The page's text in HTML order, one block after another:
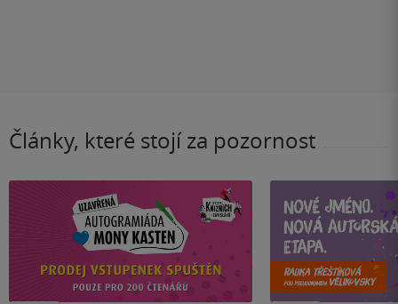
Články, které stojí za pozornost